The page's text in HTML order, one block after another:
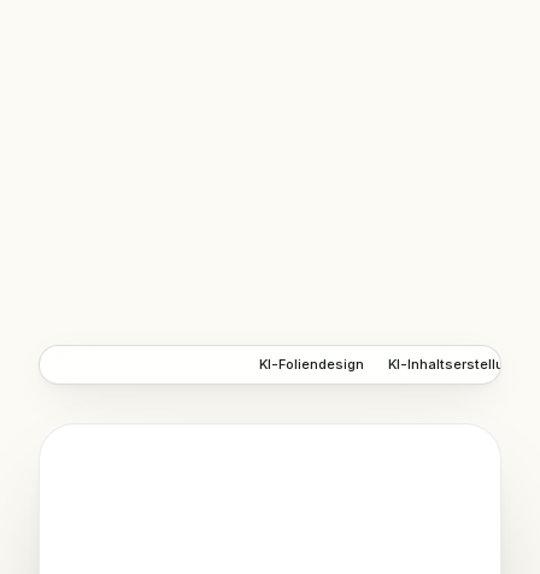
KI-Foliendesign KI-Inhaltserstellung